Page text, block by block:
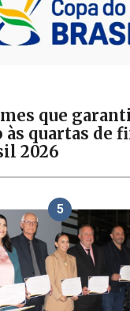
que
às quartas de
2026
5